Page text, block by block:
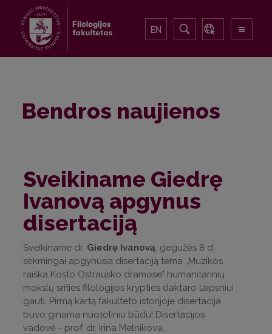
EN
Bendros naujienos
Sveikiname Giedrę
Ivanovą apgynus
disertaciją
Sveikiname dr. Giedrę Ivanovą , gegužės 8 d.
sėkmingai apgynusią disertaciją tema „Muzikos
raiška Kosto Ostrausko dramose" humanitarinių
mokslų srities filologijos krypties daktaro laipsniui
gauti. Pirmą kartą fakulteto istorijoje disertacija
buvo ginama nuotoliniu būdu! Disertacijos
vadovė - prof. dr. Irina Melnikova.